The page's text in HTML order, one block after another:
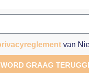
van
GRAAG